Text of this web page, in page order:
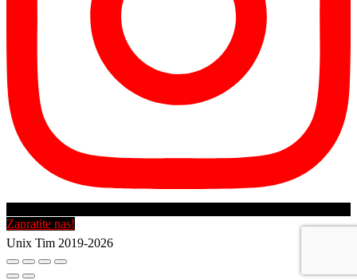
Zapratite nas!
Unix Tim 2019-2026